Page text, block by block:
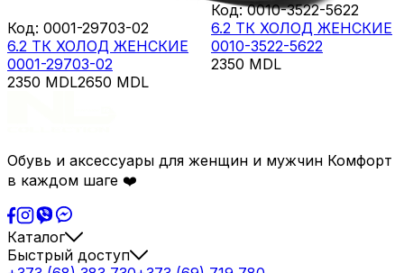
Код: 0001-29703-02
6.2 ТК ХОЛОД ЖЕНСКИЕ
0001-29703-02
2350 MDL2650 MDL
Код:0010-3522-5622
6.2 ТК ХОЛОД ЖЕНСКИЕ
0010-3522-5622
2350 MDL
Обувь и аксессуары для женщин и мужчин Комфорт
в каждом шаге ❤️
Каталог
Быстрый доступ